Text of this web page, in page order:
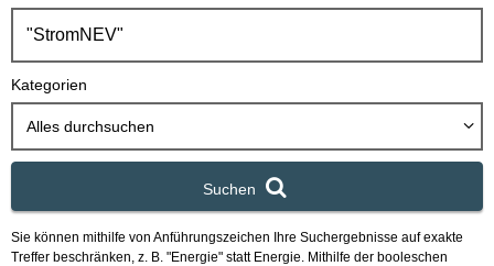
h
o
Kategorien
Alles durchsuchen
Suchen
Sie können mithilfe von Anführungszeichen Ihre Suchergebnisse auf exakte
Treffer beschränken, z. B. "Energie" statt Energie. Mithilfe der booleschen